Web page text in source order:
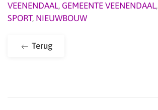
VEENENDAAL, GEMEENTE VEENENDAAL,
SPORT, NIEUWBOUW
Terug